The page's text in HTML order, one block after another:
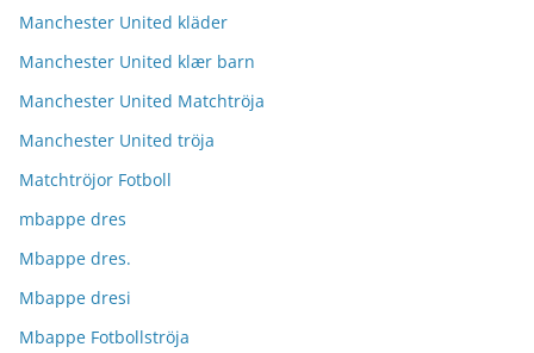
Manchester United kläder
Manchester United klær barn
Manchester United Matchtröja
Manchester United tröja
Matchtröjor Fotboll
mbappe dres
Mbappe dres.
Mbappe dresi
Mbappe Fotbollströja